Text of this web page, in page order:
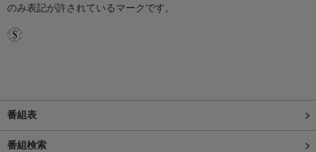
のみ表記が許されているマークです。
番組表
番組検索